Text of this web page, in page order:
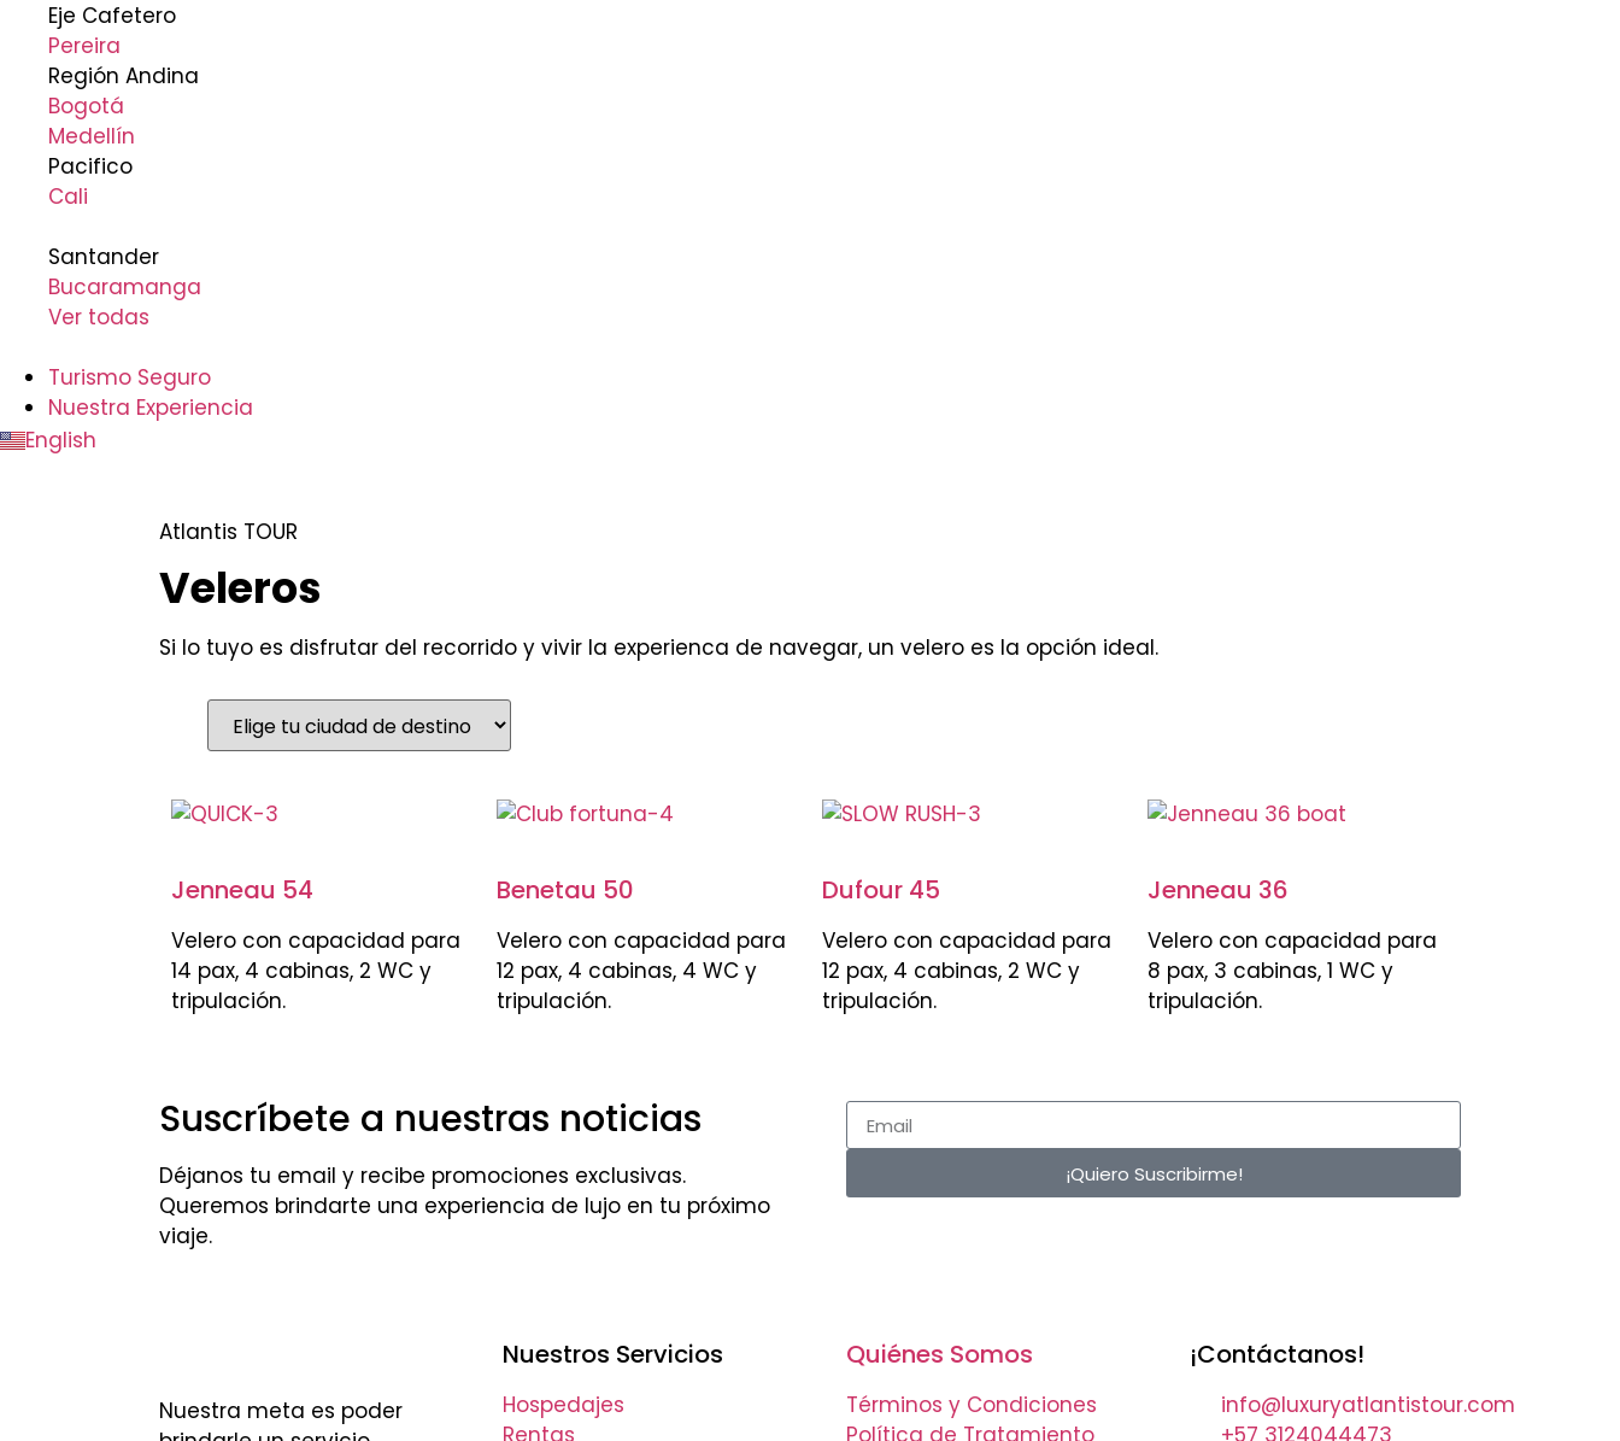
Eje Cafetero
Pereira
Región Andina
Bogotá
Medellín
Pacifico
Cali
Santander
Bucaramanga
Ver todas
Turismo Seguro
Nuestra Experiencia
English
Atlantis TOUR
Veleros
Si lo tuyo es disfrutar del recorrido y vivir la experienca de navegar, un velero es la opción ideal.
Jenneau 54
Velero con capacidad para
14 pax, 4 cabinas, 2 WC y
tripulación.
Benetau 50
Velero con capacidad para
12 pax, 4 cabinas, 4 WC y
tripulación.
Dufour 45
Velero con capacidad para
12 pax, 4 cabinas, 2 WC y
tripulación.
Jenneau 36
Velero con capacidad para
8 pax, 3 cabinas, 1 WC y
tripulación.
Suscríbete a nuestras noticias
Déjanos tu email y recibe promociones exclusivas.
Queremos brindarte una experiencia de lujo en tu próximo
viaje.
¡Quiero Suscribirme!
Nuestra meta es poder
Nuestros Servicios
Hospedajes
Rentas
Quiénes Somos
Términos y Condiciones
Política de Tratamiento
¡Contáctanos!
info@luxuryatlantistour.com
+57 3124044473